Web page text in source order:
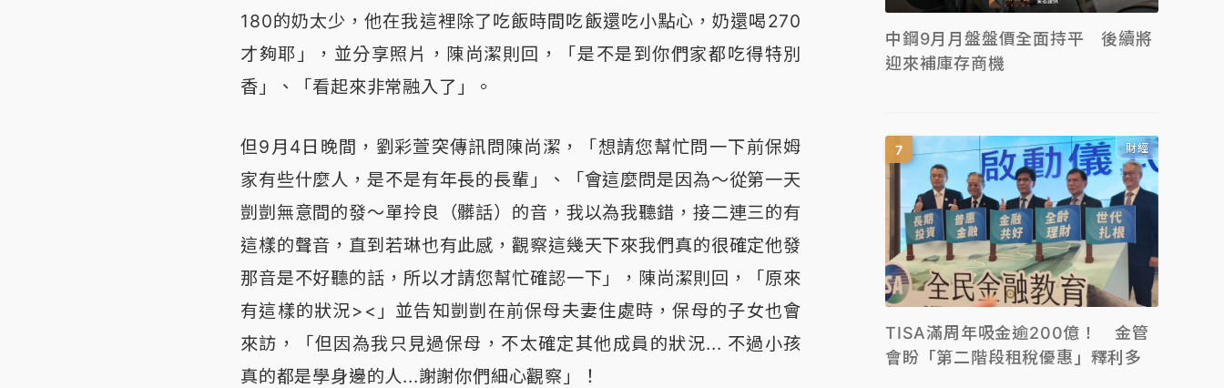
180的奶太少，他在我這裡除了吃飯時間吃飯還吃小點心，奶還喝270
才夠耶」，並分享照片，陳尚潔則回，「是不是到你們家都吃得特別
香」、「看起來非常融入了」。
但9月4日晚間，劉彩萱突傳訊問陳尚潔，「想請您幫忙問一下前保姆
家有些什麼人，是不是有年長的長輩」、「會這麼問是因為～從第一天
剴剴無意間的發～單拎良（髒話）的音，我以為我聽錯，接二連三的有
這樣的聲音，直到若琳也有此感，觀察這幾天下來我們真的很確定他發
那音是不好聽的話，所以才請您幫忙確認一下」，陳尚潔則回，「原來
有這樣的狀況><」並告知剴剴在前保母夫妻住處時，保母的子女也會
來訪，「但因為我只見過保母，不太確定其他成員的狀況... 不過小孩
真的都是學身邊的人...謝謝你們細心觀察」！
中鋼9月月盤盤價全面持平 後續將
迎來補庫存商機
財經
TISA滿周年吸金逾200億！ 金管
會盼「第二階段租稅優惠」釋利多